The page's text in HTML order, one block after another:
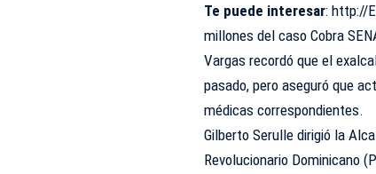
Te puede interesar:http://
millones del caso Cobra
Vargas recordó que el
pasado, pero aseguró que
médicas correspondientes.
Gilberto Serulle dirigió la
Revolucionario Dominicano